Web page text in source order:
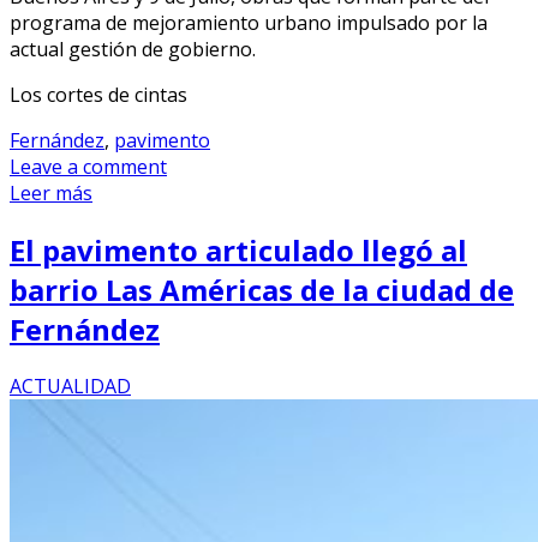
programa de mejoramiento urbano impulsado por la
actual gestión de gobierno.
Los cortes de cintas
Fernández, pavimento
Leave a comment
Leer más
El pavimento articulado llegó al
barrio Las Américas de la ciudad de
Fernández
ACTUALIDAD